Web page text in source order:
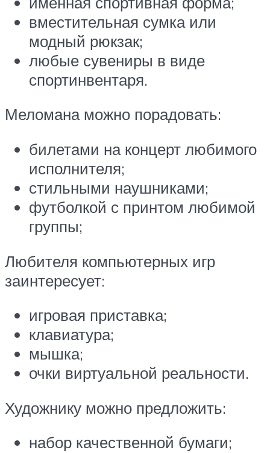
вместительная сумка или
модный рюкзак;
любые сувениры в виде
спортинвентаря.
Меломана можно порадовать:
билетами на концерт любимого
исполнителя;
стильными наушниками;
футболкой с принтом любимой
группы;
Любителя компьютерных игр
заинтересует:
игровая приставка;
клавиатура;
мышка;
очки виртуальной реальности.
Художнику можно предложить:
набор качественной бумаги;